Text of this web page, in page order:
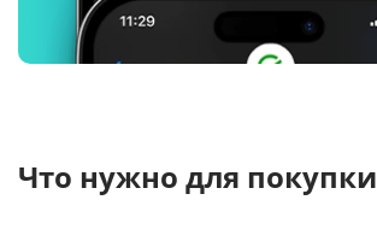
Что нужно для покупки